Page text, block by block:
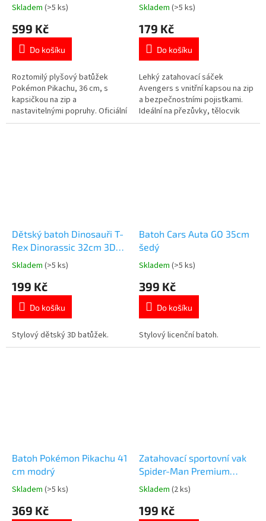
Průměrné
produktu
5,0
5
hvězdiček.
Skladem (>5 ks)
599 Kč
Do košíku
Roztomilý plyšový batůžek
Pokémon Pikachu, 36 cm, s
kapsičkou na zip a
nastavitelnými popruhy. Oficiální
licencovaný produkt. Více
cm
Průměrné
produktu
5,0
5
hvězdiček.
Skladem (>5 ks)
179 Kč
Do košíku
Lehký zatahovací sáček
Avengers s vnitřní kapsou na zip
a bezpečnostními pojistkami.
Ideální na přezůvky, tělocvik
nebo svačinu. Oficiální licence
Dětský batoh Dinosauři T-
Rex Dinorassic 32cm 3D
zelený
Průměrné
produktu
5,0
5
hvězdiček.
Skladem (>5 ks)
199 Kč
Do košíku
Stylový dětský 3D batůžek.
Batoh Cars Auta GO 35cm
šedý
Průměrné
produktu
5,0
5
hvězdiček.
Skladem (>5 ks)
399 Kč
Do košíku
Stylový licenční batoh.
Batoh Pokémon Pikachu 41
cm modrý
Průměrné
produktu
Skladem (>5 ks)
369 Kč
Zatahovací sportovní vak
Spider-Man Premium
37x46 cm
Průměrné
produktu
Skladem (2 ks)
199 Kč